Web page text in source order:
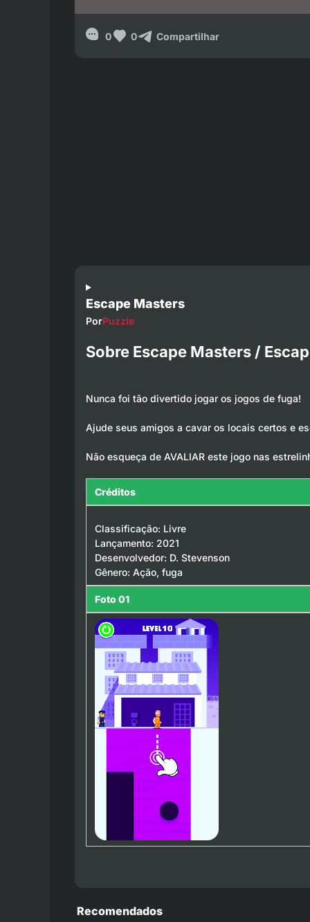
0 0 Compartilhar
Escape Masters
PorPuzzle
Sobre Escape Masters /
Nunca foi tão divertido jogar os jogos de fuga!
Ajude seus amigos a cavar os locais certos e
Não esqueça de AVALIAR este jogo nas
Créditos
Classificação: Livre
Lançamento: 2021
Desenvolvedor: D. Stevenson
Gênero: Ação, fuga
Foto 01
Recomendados